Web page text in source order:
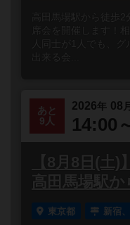
高田馬場駅から徒歩
席会を開催します！
人同士が1人でも、
出来る会...
あと
9人
2026年 08 月
14:00
【8月8日(
高田馬場駅か
東京都 新宿